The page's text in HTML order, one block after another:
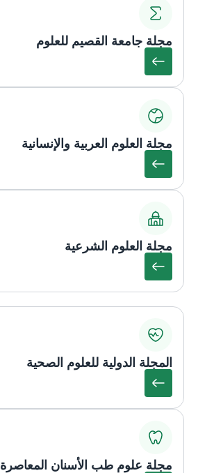
مجلة جامعة القصيم للعلوم
مجلة العلوم العربية والإنسانية
مجلة العلوم الشرعية
المجلة الدولية للعلوم الصحية
مجلة علوم طب الأسنان المعاصرة